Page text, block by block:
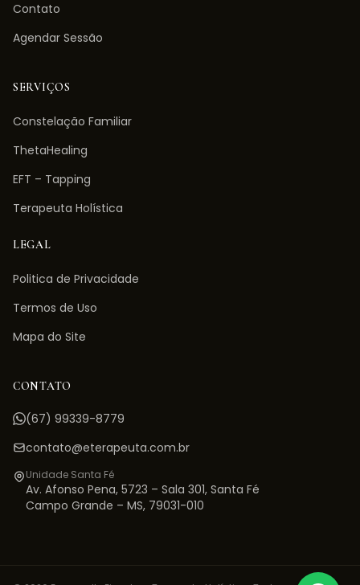
Contato
Agendar Sessão
SERVIÇOS
Constelação Familiar
ThetaHealing
EFT – Tapping
Terapeuta Holística
LEGAL
Politica de Privacidade
Termos de Uso
Mapa do Site
CONTATO
(67) 99339-8779
contato@eterapeuta.com.br
Unidade Santa Fé
Av. Afonso Pena, 5723 – Sala 301, Santa Fé
Campo Grande – MS, 79031-010